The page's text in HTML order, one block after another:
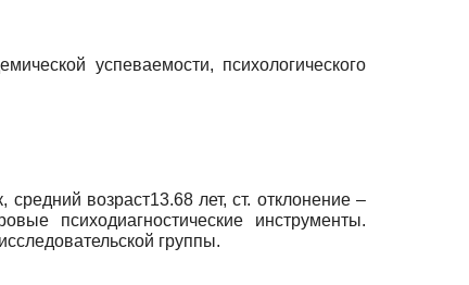
успеваемости, психологического
возраст13.68 лет, ст. отклонение –
психодиагностические инструменты.
группы.